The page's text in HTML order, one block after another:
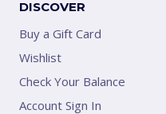
DISCOVER
Buy a Gift Card
Wishlist
Check Your Balance
Account Sign In